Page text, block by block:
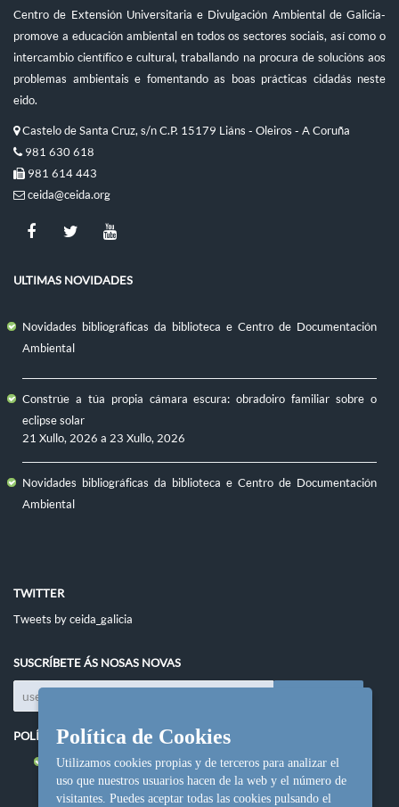
Centro de Extensión Universitaria e Divulgación Ambiental de Galicia-
promove a educación ambiental en todos os sectores sociais, así como o
intercambio científico e cultural, traballando na procura de solucións aos
problemas ambientais e fomentando as boas prácticas cidadás neste
eido.
Castelo de Santa Cruz, s/n C.P. 15179 Liáns - Oleiros - A Coruña
981 630 618
981 614 443
ceida@ceida.org
ULTIMAS NOVIDADES
Novidades bibliográficas da biblioteca e Centro de Documentación
Ambiental
Constrúe a túa propia cámara escura: obradoiro familiar sobre o
eclipse solar
21 Xullo, 2026 a 23 Xullo, 2026
Novidades bibliográficas da biblioteca e Centro de Documentación
Ambiental
TWITTER
Tweets by ceida_galicia
SUSCRÍBETE ÁS NOSAS NOVAS
POLÍTICAS DO SITIO
Política de cookies
Política de Cookies
Utilizamos cookies propias y de terceros para analizar el
uso que nuestros usuarios hacen de la web y el número de
visitantes. Puedes aceptar todas las cookies pulsando el